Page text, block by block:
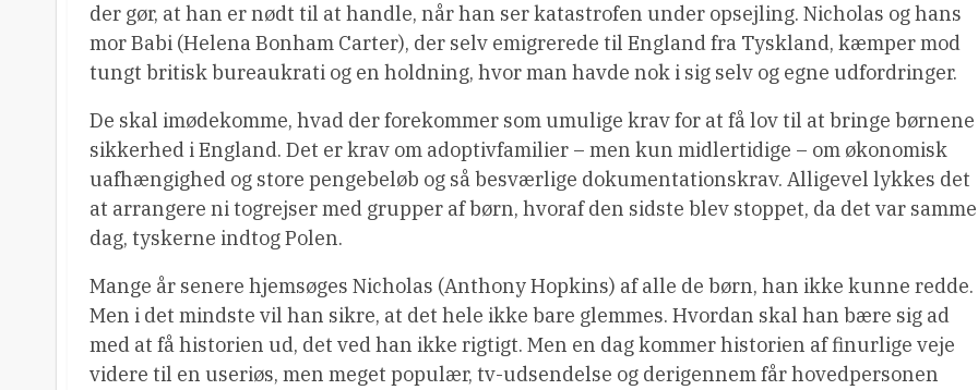
der gør, at han er nødt til at handle, når han ser katastrofen under opsejling. Nicholas og hans
mor Babi (Helena Bonham Carter), der selv emigrerede til England fra Tyskland, kæmper mod
tungt britisk bureaukrati og en holdning, hvor man havde nok i sig selv og egne udfordringer.
De skal imødekomme, hvad der forekommer som umulige krav for at få lov til at bringe
sikkerhed i England. Det er krav om adoptivfamilier – men kun midlertidige – om økonomisk
uafhængighed og store pengebeløb og så besværlige dokumentationskrav. Alligevel lykkes det
at arrangere ni togrejser med grupper af børn, hvoraf den sidste blev stoppet, da det var samme
dag, tyskerne indtog Polen.
Mange år senere hjemsøges Nicholas (Anthony Hopkins) af alle de børn, han ikke kunne redde.
Men i det mindste vil han sikre, at det hele ikke bare glemmes. Hvordan skal han bære sig ad
med at få historien ud, det ved han ikke rigtigt. Men en dag kommer historien af finurlige veje
videre til en useriøs, men meget populær, tv-udsendelse og derigennem får hovedpersonen